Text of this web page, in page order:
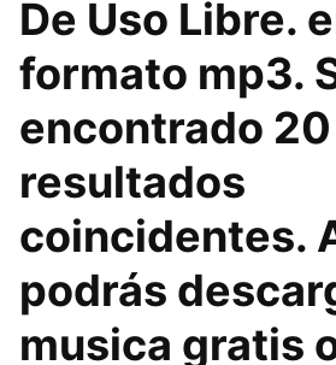
De Uso Libre.
formato mp3.
encontrado 20
resultados
coincidentes.
podrás
musica gratis